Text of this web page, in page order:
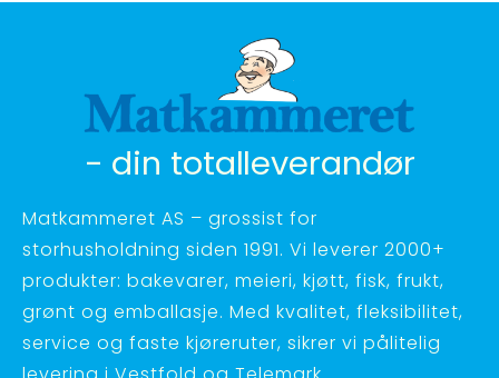
- din totalleverandør
Matkammeret AS – grossist for
storhusholdning siden 1991. Vi leverer 2000+
produkter: bakevarer, meieri, kjøtt, fisk, frukt,
grønt og emballasje. Med kvalitet, fleksibilitet,
service og faste kjøreruter, sikrer vi pålitelig